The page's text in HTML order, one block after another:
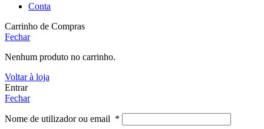
Conta
Carrinho de Compras
Fechar
Nenhum produto no carrinho.
Voltar à loja
Entrar
Fechar
Nome de utilizador ou email *